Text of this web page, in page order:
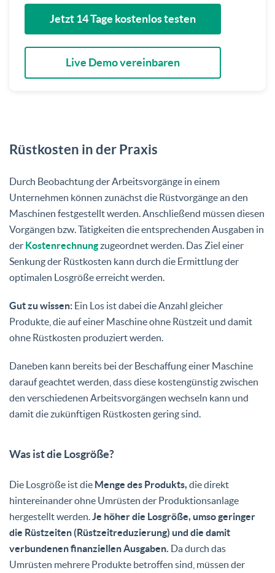
Jetzt 14 Tage kostenlos testen
Live Demo vereinbaren
Rüstkosten in der Praxis
Durch Beobachtung der Arbeitsvorgänge in einem
Unternehmen können zunächst die Rüstvorgänge an den
Maschinen festgestellt werden. Anschließend müssen diesen
Vorgängen bzw. Tätigkeiten die entsprechenden Ausgaben in
der Kostenrechnungzugeordnet werden. Das Ziel einer
Senkung der Rüstkosten kann durch die Ermittlung der
optimalen Losgröße erreicht werden.
Gut zu wissen: Ein Los ist dabei die Anzahl gleicher
Produkte, die auf einer Maschine ohne Rüstzeit und damit
ohne Rüstkosten produziert werden.
Daneben kann bereits bei der Beschaffung einer Maschine
darauf geachtet werden, dass diese kostengünstig zwischen
den verschiedenen Arbeitsvorgängen wechseln kann und
damit die zukünftigen Rüstkosten gering sind.
Was ist die Losgröße?
Die Losgröße ist die Menge des Produkts, die direkt
hintereinander ohne Umrüsten der Produktionsanlage
hergestellt werden.Je höher die Losgröße, umso geringer
die Rüstzeiten (Rüstzeitreduzierung) und die damit
verbundenen finanziellen Ausgaben. Da durch das
Umrüsten mehrere Produkte betroffen sind, müssen der